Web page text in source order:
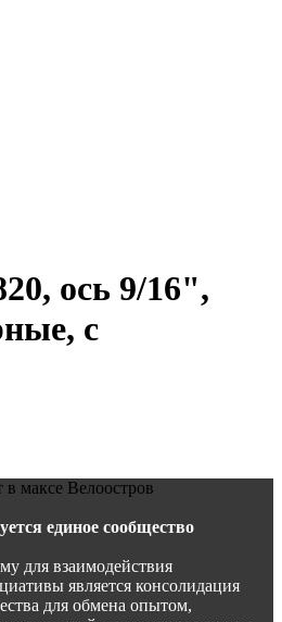
ось 9/16",
с
единое сообщество
для взаимодействия
является консолидация
для обмена опытом,